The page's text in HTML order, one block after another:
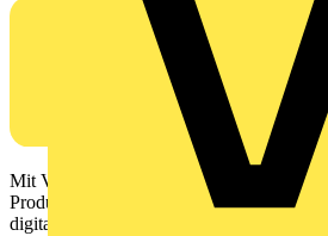
Mit Voltimum erhalten Elektrofachkräfte
Produktinformationen, Schulungen und
digitalen Plattform und Community.